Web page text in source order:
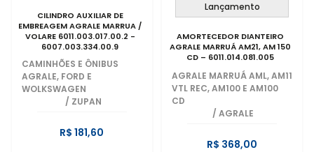
CILINDRO AUXILIAR DE
EMBREAGEM AGRALE MARRUA /
VOLARE 6011.003.017.00.2 -
6007.003.334.00.9
CAMINHÕES E ÔNIBUS
AGRALE, FORD E
WOLKSWAGEN
/ ZUPAN
R$ 181,60
Lançamento
AMORTECEDOR DIANTEIRO
AGRALE MARRUÁ AM21, AM 150
CD – 6011.014.081.005
AGRALE MARRUÁ AML, AM11
VTL REC, AM100 E AM100
CD
/ AGRALE
R$ 368,00